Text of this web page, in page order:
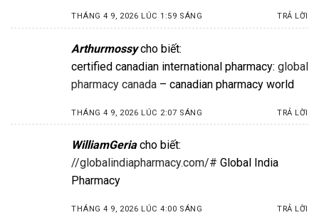
THÁNG 4 9, 2026 LÚC 1:59 SÁNG TRẢ LỜI
Arthurmossy cho biết:
certified canadian international pharmacy: global
pharmacy canada – canadian pharmacy world
THÁNG 4 9, 2026 LÚC 2:07 SÁNG TRẢ LỜI
WilliamGeria cho biết:
//globalindiapharmacy.com/# Global India
Pharmacy
THÁNG 4 9, 2026 LÚC 4:00 SÁNG TRẢ LỜI